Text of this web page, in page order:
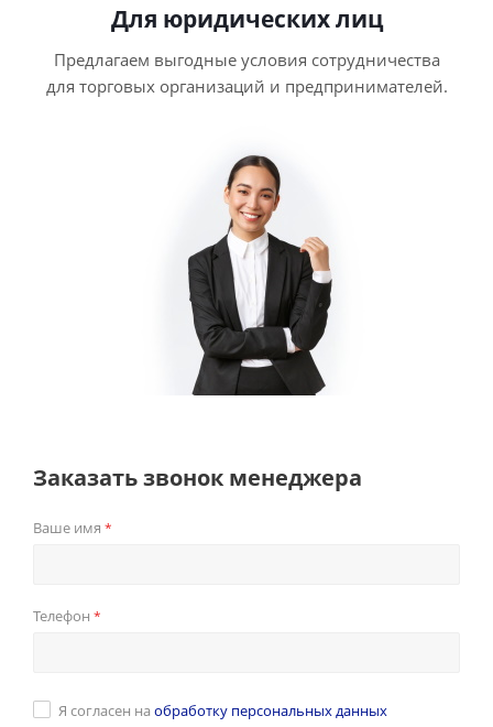
Для юридических лиц
Предлагаем выгодные условия сотрудничества
для торговых организаций и предпринимателей.
Заказать звонок менеджера
Ваше имя *
Телефон *
Я согласен на обработку персональных данных